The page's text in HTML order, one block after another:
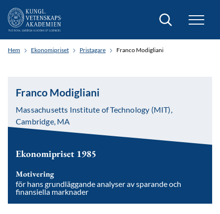
Sök
Hem Ekonomipriset Pristagare Franco Modigliani
Franco Modigliani
Massachusetts Institute of Technology (MIT),
Cambridge, MA
Ekonomipriset 1985
Motivering
för hans grundläggande analyser av sparande och
finansiella marknader